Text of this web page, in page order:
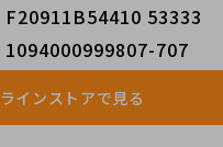
53333
707
インストアで見る